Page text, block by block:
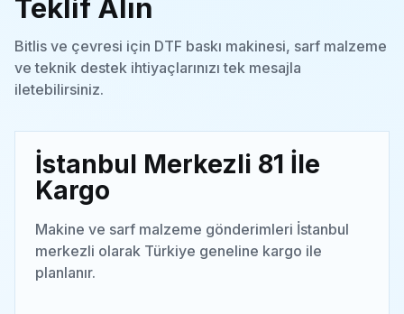
Teklif Alın
Bitlis ve çevresi için DTF baskı makinesi, sarf malzeme
ve teknik destek ihtiyaçlarınızı tek mesajla
iletebilirsiniz.
İstanbul Merkezli 81 İle
Kargo
Makine ve sarf malzeme gönderimleri İstanbul
merkezli olarak Türkiye geneline kargo ile
planlanır.